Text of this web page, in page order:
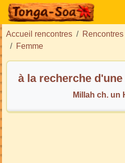
Accueil rencontres Rencontres
Femme
à la recherche
Millah ch. un